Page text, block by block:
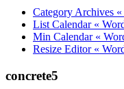
Category Archives
List Calendar «
Min Calendar «
Resize Editor «
concrete5